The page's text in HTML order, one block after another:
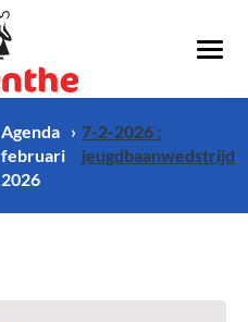
Agenda
februari
2026
7-2-2026 :
jeugdbaanwedstrijd